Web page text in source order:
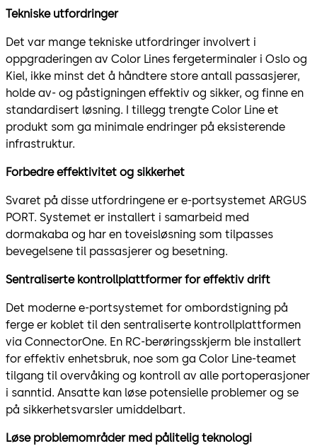
Tekniske utfordringer
Det var mange tekniske utfordringer involvert i
oppgraderingen av Color Lines fergeterminaler i Oslo og
Kiel, ikke minst det å håndtere store antall passasjerer,
holde av- og påstigningen effektiv og sikker, og finne en
standardisert løsning. I tillegg trengte Color Line et
produkt som ga minimale endringer på eksisterende
infrastruktur.
Forbedre effektivitet og sikkerhet
Svaret på disse utfordringene er e-portsystemet ARGUS
PORT. Systemet er installert i samarbeid med
dormakaba og har en toveisløsning som tilpasses
bevegelsene til passasjerer og besetning.
Sentraliserte kontrollplattformer for effektiv drift
Det moderne e-portsystemet for ombordstigning på
ferge er koblet til den sentraliserte kontrollplattformen
via ConnectorOne. En RC-berøringsskjerm ble installert
for effektiv enhetsbruk, noe som ga Color Line-teamet
tilgang til overvåking og kontroll av alle portoperasjoner
i sanntid. Ansatte kan løse potensielle problemer og se
på sikkerhetsvarsler umiddelbart.
Løse problemområder med pålitelig teknologi